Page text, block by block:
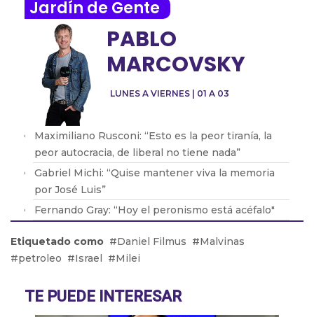
Jardín de Gente
LUNES A VIERNES | 01 A 03
PABLO
MARCOVSKY
Maximiliano Rusconi: “Esto es la peor tiranía, la
peor autocracia, de liberal no tiene nada”
Gabriel Michi: “Quise mantener viva la memoria
por José Luis”
Fernando Gray: “Hoy el peronismo está acéfalo"
manera irregular. Era una hoja en blanco”
Etiquetado como Daniel Filmus
Malvinas
petroleo
Israel Milei
TE PUEDE INTERESAR